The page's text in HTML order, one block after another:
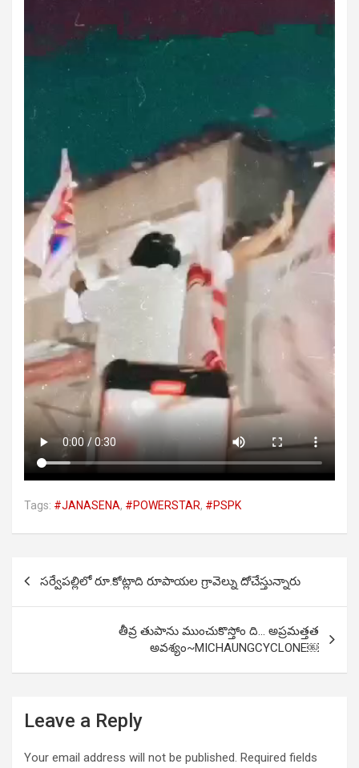
Tags: #JANASENA, #POWERSTAR, #PSPK
navigation
సర్వేపల్లిలో రూ.కోట్లాది రూపాయల గ్రావెల్ను దోచేస్తున్నారు
తీవ్ర తుపాను ముంచుకొస్తోం ది… అప్రమత్తత
అవశ్యం~MICHAUNGCYCLONE￼
Leave a Reply
Your email address will not be published. Required fields